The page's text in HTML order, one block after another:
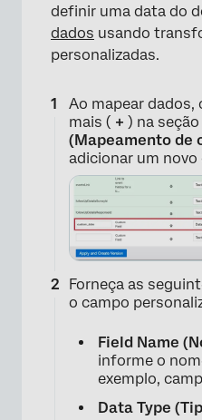
definir uma data do
dados usando
personalizadas.
Ao mapear dados,
mais ( + ) na seção
(Mapeamento de
adicionar um
Forneça as
o campo
Field Name
informe o
exemplo,
Data Type